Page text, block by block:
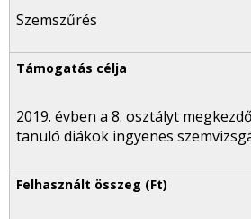
Szemszűrés
2019. évben a 8. osztályt
tanuló diákok ingyenes